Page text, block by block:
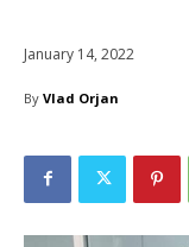
January 14, 2022
By Vlad Orjan